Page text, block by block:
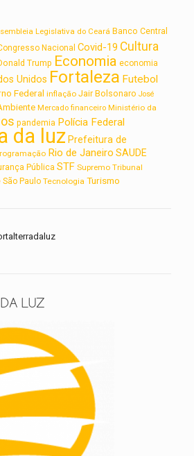
Legislativa do Ceará Banco Central
Nacional Covid-19 Cultura
Trump Economia economia
Unidos Fortaleza Futebol
Federal inflação Jair Bolsonaro José
Mercado financeiro Ministério da
pandemia Polícia Federal
da luz Prefeitura de
Rio de Janeiro SAUDE
Pública STF Supremo Tribunal
São Paulo Tecnologia Turismo
LUZ